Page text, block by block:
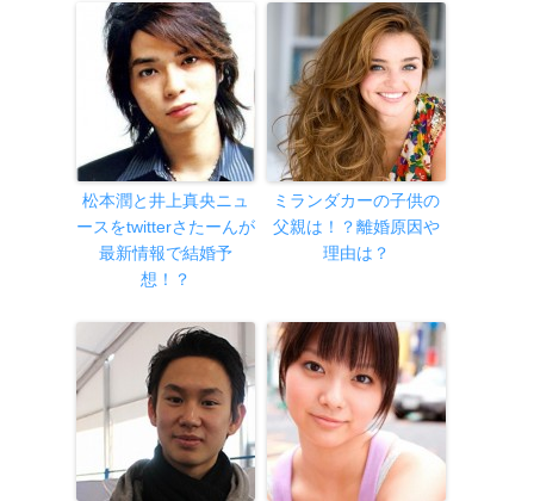
松本潤と井上真央ニュ
ースをtwitterさたーんが
最新情報で結婚予
想！？
ミランダカーの子供の
父親は！？離婚原因や
理由は？